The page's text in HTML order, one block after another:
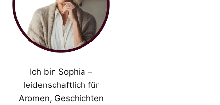
Ich bin Sophia –
leidenschaftlich für
Aromen, Geschichten